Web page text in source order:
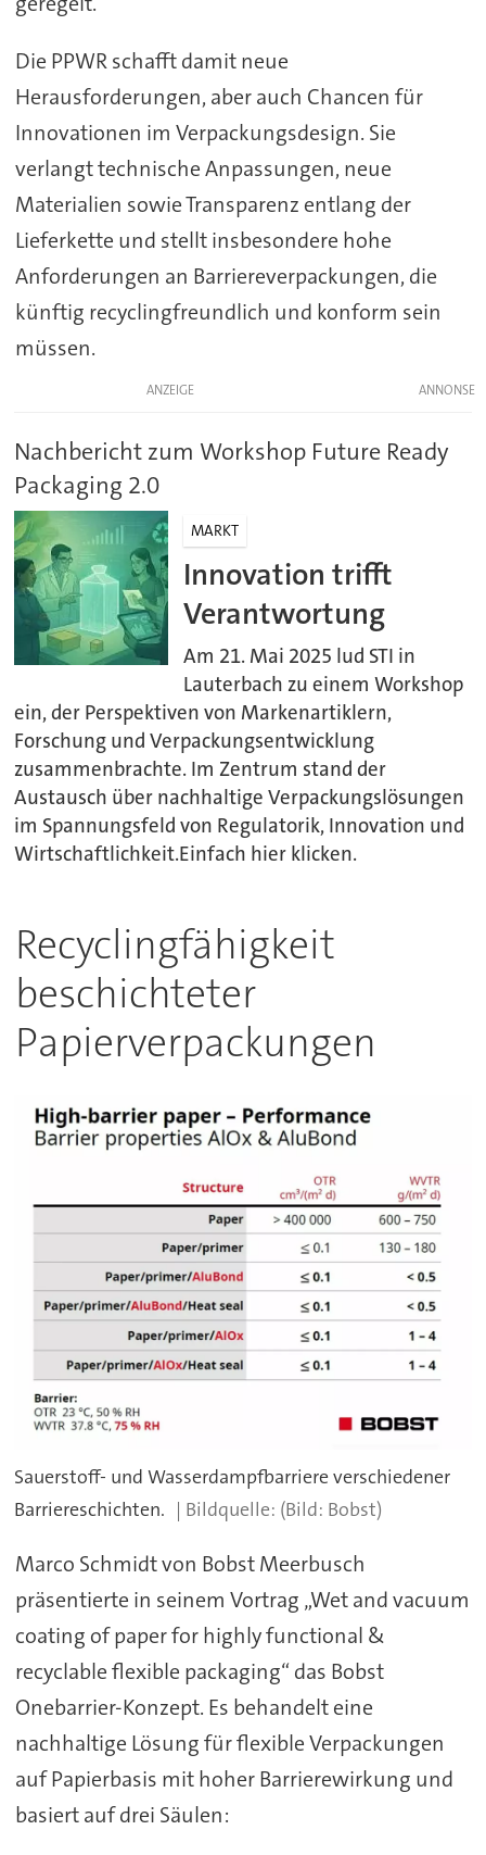
Die PPWR schafft damit neue
Herausforderungen, aber auch Chancen für
Innovationen im Verpackungsdesign. Sie
verlangt technische Anpassungen, neue
Materialien sowie Transparenz entlang der
Lieferkette und stellt insbesondere hohe
Anforderungen an Barriereverpackungen, die
künftig recyclingfreundlich und konform sein
müssen.
ANZEIGE
Nachbericht zum Workshop Future Ready
Packaging 2.0
MARKT
Innovation trifft
Verantwortung
Am 21. Mai 2025 lud STI in
Lauterbach zu einem Workshop
ein, der Perspektiven von Markenartiklern,
Forschung und Verpackungsentwicklung
zusammenbrachte. Im Zentrum stand der
Austausch über nachhaltige Verpackungslösungen
im Spannungsfeld von Regulatorik, Innovation und
Wirtschaftlichkeit.Einfach hier klicken.
Recyclingfähigkeit
beschichteter
Papierverpackungen
Sauerstoff- und Wasserdampfbarriere verschiedener
Barriereschichten.
(Bild: Bobst)
Marco Schmidt von Bobst Meerbusch
präsentierte in seinem Vortrag „Wet and vacuum
coating of paper for highly functional &
recyclable flexible packaging“ das Bobst
Onebarrier-Konzept. Es behandelt eine
nachhaltige Lösung für flexible Verpackungen
auf Papierbasis mit hoher Barrierewirkung und
basiert auf drei Säulen: